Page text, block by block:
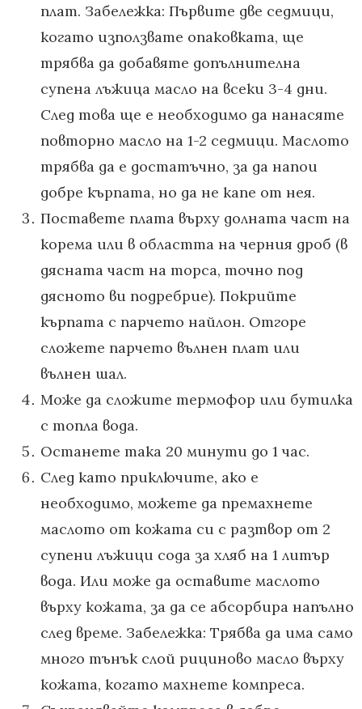
плат. Забележка: Първите две седмици,
когато използвате опаковката, ще
трябва да добавяте допълнителна
супена лъжица масло на всеки 3-4 дни.
След това ще е необходимо да нанасяте
повторно масло на 1-2 седмици. Маслото
трябва да е достатъчно, за да напои
добре кърпата, но да не капе от нея.
Поставете плата върху долната част на
корема или в областта на черния дроб (в
дясната част на торса, точно под
дясното ви подребрие). Покрийте
кърпата с парчето найлон. Отгоре
сложете парчето вълнен плат или
вълнен шал.
Може да сложите термофор или бутилка
с топла вода.
Останете така 20 минути до 1 час.
След като приключите, ако е
необходимо, можете да премахнете
маслото от кожата си с разтвор от 2
супени лъжици сода за хляб на 1 литър
вода. Или може да оставите маслото
върху кожата, за да се абсорбира напълно
след време. Забележка: Трябва да има само
много тънък слой рициново масло върху
кожата, когато махнете компреса.